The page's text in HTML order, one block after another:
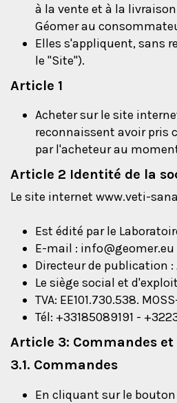
à la vente et à la
Géomer au
Elles s'appliquent, sans
le "Site").
Article 1
Acheter sur le site
reconnaissent avoir pris
par l'acheteur au
Article 2 Identité de la
Le site internet www.veti-
Est édité par le
E-mail : info@geomer.eu
Directeur de publication :
Le siège social et
TVA: EE101.730.538.
Tél: +33185089191 -
Article 3: Commandes
3.1. Commandes
En cliquant sur le